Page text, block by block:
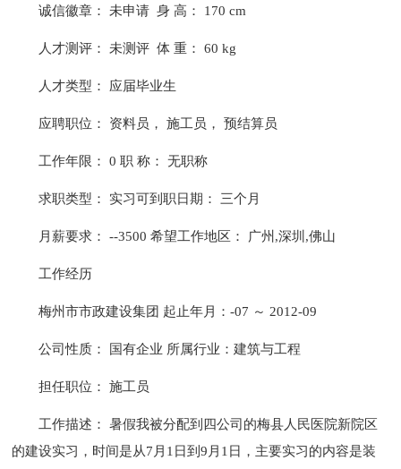
诚信徽章： 未申请 身 高： 170 cm
人才测评： 未测评 体 重： 60 kg
人才类型： 应届毕业生
应聘职位： 资料员， 施工员， 预结算员
工作年限： 0 职 称： 无职称
求职类型： 实习可到职日期： 三个月
月薪要求： --3500 希望工作地区： 广州,深圳,佛山
工作经历
梅州市市政建设集团 起止年月：-07 ～ 2012-09
公司性质： 国有企业 所属行业：建筑与工程
担任职位： 施工员
工作描述： 暑假我被分配到四公司的梅县人民医院新院区
的建设实习，时间是从7月1日到9月1日，主要实习的内容是装